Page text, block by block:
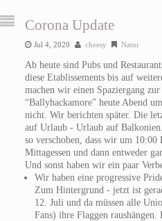
Corona Update
Jul 4, 2020 cheesy Natur
Ab heute sind Pubs und
diese Etablissements bis auf
machen wir einen Spaziergang
“Ballyhackamore” heute Abend
nicht. Wir berichten später. Die
auf Urlaub - Urlaub auf
so verschoben, dass wir um
Mittagessen und dann entweder
Und sonst haben wir ein paar
Wir haben eine progressive
Zum Hintergrund - jetzt ist
12. Juli und da müssen alle
Fans) ihre Flaggen